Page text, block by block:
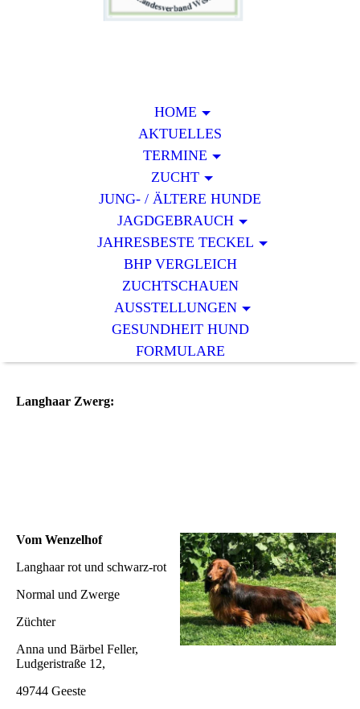
HOME
AKTUELLES
TERMINE
ZUCHT
JUNG- / ÄLTERE HUNDE
JAGDGEBRAUCH
JAHRESBESTE TECKEL
BHP VERGLEICH
ZUCHTSCHAUEN
AUSSTELLUNGEN
GESUNDHEIT HUND
FORMULARE
Langhaar Zwerg:
Vom Wenzelhof
Langhaar rot und schwarz-rot
Normal und Zwerge
Züchter
Anna und Bärbel Feller,
Ludgeristraße 12,
49744 Geeste